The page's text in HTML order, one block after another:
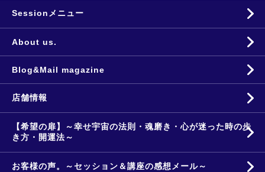
Sessionメニュー
About us.
Blog&Mail magazine
店舗情報
【希望の扉】～幸せ宇宙の法則・魂磨き・心が迷った時の歩
き方・開運法～
お客様の声。～セッション＆講座の感想メール～